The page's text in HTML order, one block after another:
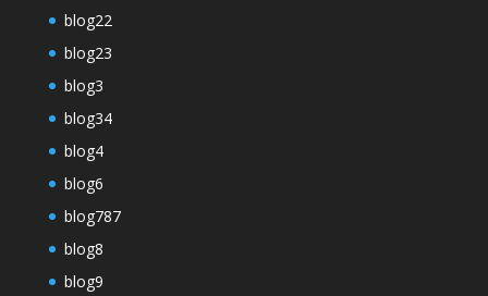
blog22
blog23
blog3
blog34
blog4
blog6
blog787
blog8
blog9